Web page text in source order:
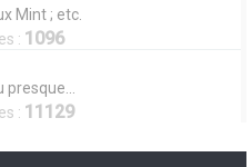
Mint ; etc.
: 1096
: 11129